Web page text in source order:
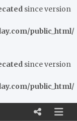
since version
public_html/
since version
public_html/